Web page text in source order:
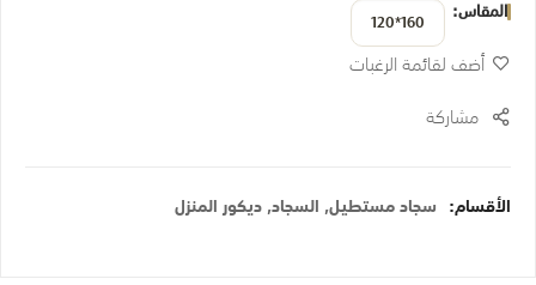
المقاس 160*120
أضف لقائمة الرغبات
مشاركة
الأقسام: سجاد مستطيل,السجاد,ديكور المنزل